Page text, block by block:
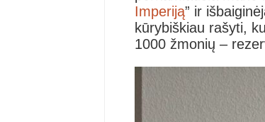
Imperiją” ir
kūrybiškiau rašyti,
1000 žmonių –